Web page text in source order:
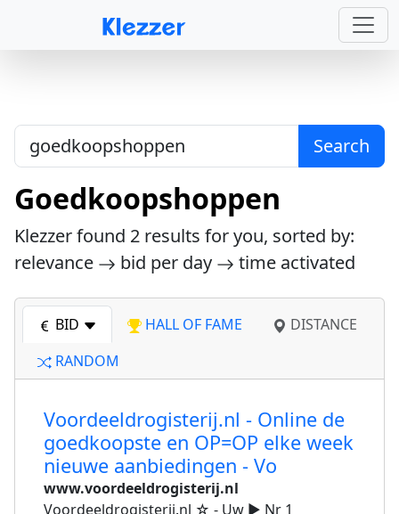
Search
Goedkoopshoppen
Klezzer found 2 results for you, sorted by:
relevance
bid per day time activated
BID HALL OF FAME
DISTANCE
RANDOM
Voordeeldrogisterij.nl - Online de
goedkoopste en OP=OP elke week
nieuwe aanbiedingen - Vo
www.voordeeldrogisterij.nl
Voordeeldrogisterij.nl ☆ - Uw ► Nr 1